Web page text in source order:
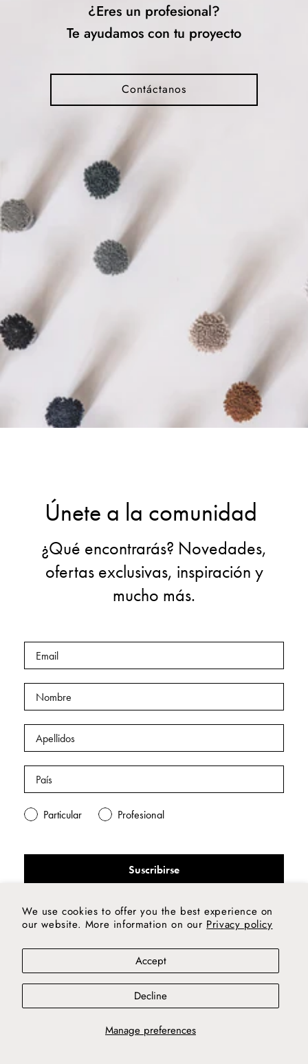
We use cookies to offer you the best experience on
our website. More information on our Privacy policy
Manage preferences
Accept
Decline
¿Eres un profesional?
Te ayudamos con tu proyecto
Contáctanos
Únete a la comunidad
¿Qué encontrarás? Novedades,
ofertas exclusivas, inspiración y
mucho más.
Particular Profesional
Suscribirse
Una alfombra única para cada persona, espacio y